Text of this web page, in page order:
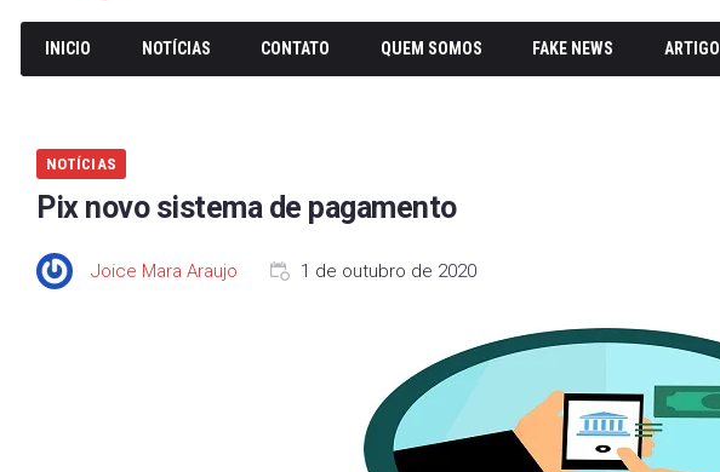
INICIO NOTÍCIAS CONTATO QUEM SOMOS FAKE NEWS ARTIGO
NOTÍCIAS
Pix novo sistema de pagamento
Joice Mara Araujo 1 de outubro de 2020